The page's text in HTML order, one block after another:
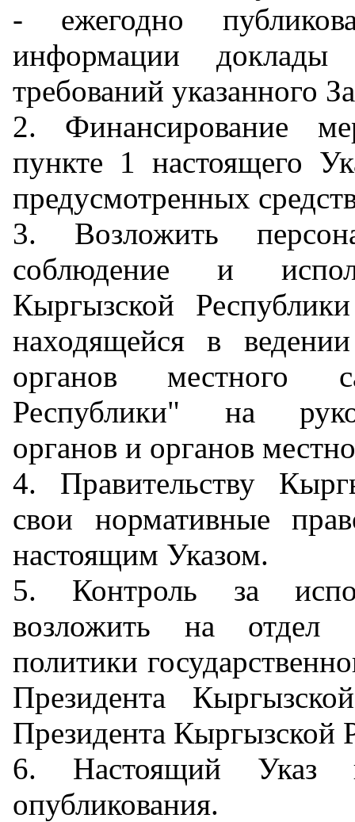
- ежегодно
информации доклады
требований указанного
2. Финансирование
пункте 1 настоящего
предусмотренных
3. Возложить
соблюдение и
Кыргызской
находящейся в
органов местного
Республики" на
органов и органов
4. Правительству
свои нормативные
настоящим Указом.
5. Контроль за
возложить на отдел
политики
Президента
Президента Кыргызской
6. Настоящий Указ
опубликования.